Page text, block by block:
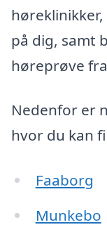
på dig, samt
høreprøve
Nedenfor er
hvor du kan
Faaborg
Munkebo